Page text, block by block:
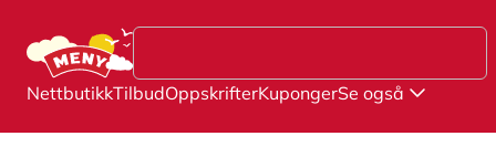
NettbutikkTilbudOppskrifterKupongerSe også